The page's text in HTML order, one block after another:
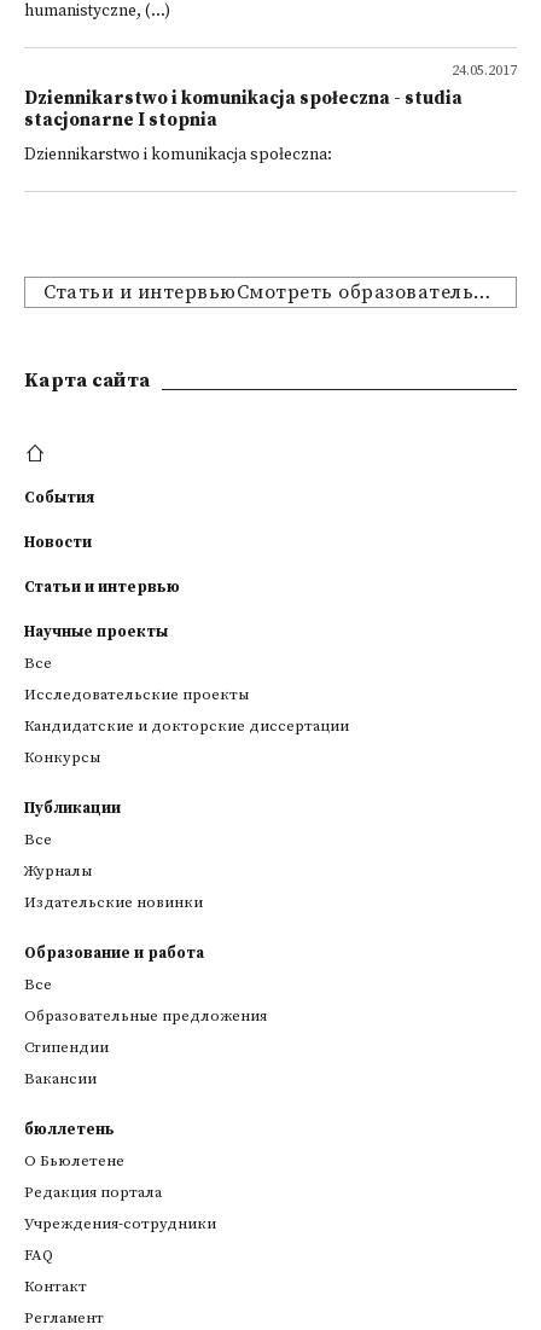
humanistyczne, (...)
24.05.2017
Dziennikarstwo i komunikacja społeczna - studia
stacjonarne I stopnia
Dziennikarstwo i komunikacja społeczna:
Статьи и интервьюСмотреть образовательные предложения
Kарта сайта
События
Новости
Статьи и интервью
Научные проекты
Все
Исследовательские проекты
Кандидатские и докторские диссертации
Конкурсы
Публикации
Все
Журналы
Издательские новинки
Образование и работа
Все
Образовательные предложения
Стипендии
Вакансии
бюллетень
О Бьюлетене
Редакция портала
Учреждения-сотрудники
FAQ
Контакт
Регламент